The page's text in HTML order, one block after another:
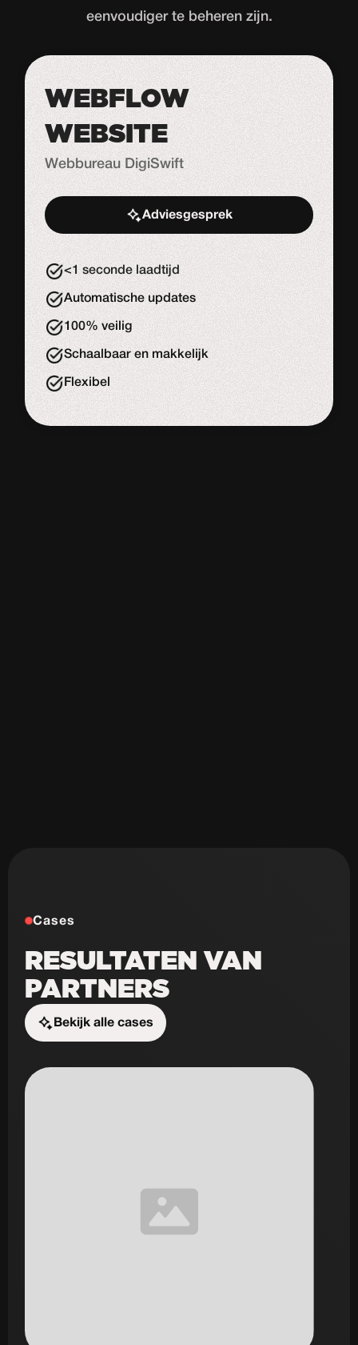
eenvoudiger te beheren zijn.
WEBFLOW
WEBSITE
Webbureau DigiSwift
Adviesgesprek
Start de uitdaging
<1 seconde laadtijd
Automatische updates
100% veilig
Schaalbaar en makkelijk
Flexibel
Cases
RESULTATEN VAN
PARTNERS
Bekijk alle cases
Start de uitdaging